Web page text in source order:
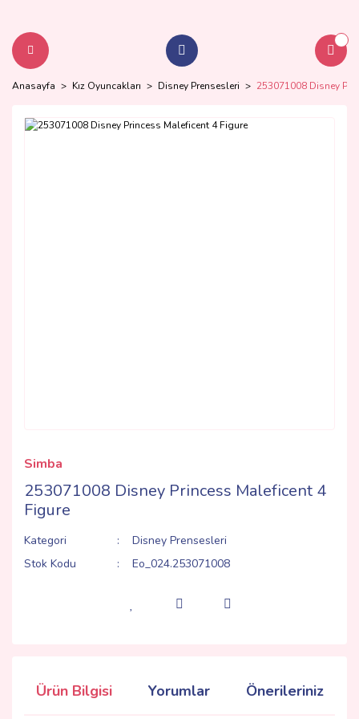
Anasayfa Kız Oyuncakları Disney Prensesleri 253071008 Disney
Simba
253071008 Disney Princess Maleficent 4
Figure
Kategori
Disney Prensesleri
Stok Kodu
Eo_024.253071008
Ürün Bilgisi Yorumlar Önerileriniz